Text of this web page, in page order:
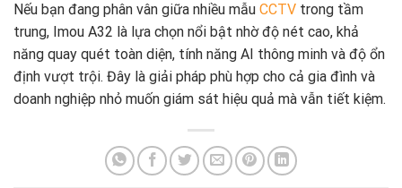
Nếu bạn đang phân vân giữa nhiều mẫu CCTV trong tầm
trung, Imou A32 là lựa chọn nổi bật nhờ độ nét cao, khả
năng quay quét toàn diện, tính năng AI thông minh và độ ổn
định vượt trội. Đây là giải pháp phù hợp cho cả gia đình và
doanh nghiệp nhỏ muốn giám sát hiệu quả mà vẫn tiết kiệm.